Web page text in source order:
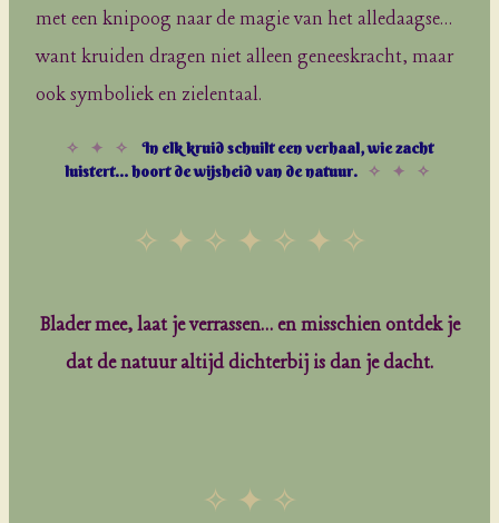
met een knipoog naar de magie van het alledaagse…
want kruiden dragen niet alleen geneeskracht, maar
ook symboliek en zielentaal.
✧ ✦ ✧
In elk kruid schuilt een verhaal, wie zacht
luistert… hoort de wijsheid van de natuur. ✧ ✦ ✧
✧ ✦ ✧ ✦ ✧ ✦ ✧
Blader mee, laat je verrassen… en misschien ontdek je
dat de natuur altijd dichterbij is dan je dacht.
✧ ✦ ✧